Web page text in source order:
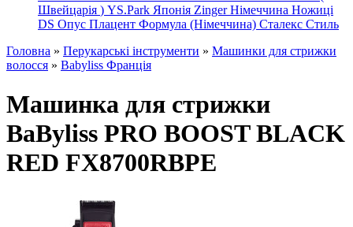
Швейцарія ) YS.Park Японія Zinger Німеччина Ножиці
DS Опус Плацент Формула (Німеччина) Сталекс Стиль
Головна » Перукарські інструменти » Машинки для стрижки
волосся » Babyliss Франція
Машинка для стрижки
BaByliss PRO BOOST BLACK
RED FX8700RBPE